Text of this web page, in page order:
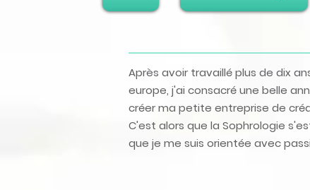
Après avoir travaillé plus de dix
europe, j'ai consacré une belle
créer ma petite entreprise de
C'est alors que la Sophrologie
que je me suis orientée avec